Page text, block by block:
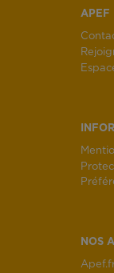
APEF
NOS